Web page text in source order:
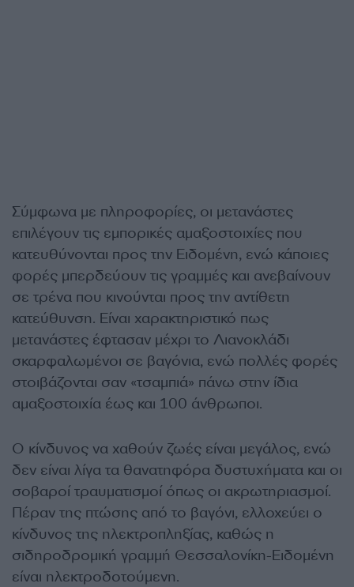
Σύμφωνα με πληροφορίες, οι μετανάστες
επιλέγουν τις εμπορικές αμαξοστοιχίες που
κατευθύνονται προς την Ειδομένη, ενώ κάποιες
φορές μπερδεύουν τις γραμμές και ανεβαίνουν
σε τρένα που κινούνται προς την αντίθετη
κατεύθυνση. Είναι χαρακτηριστικό πως
μετανάστες έφτασαν μέχρι το Λιανοκλάδι
σκαρφαλωμένοι σε βαγόνια, ενώ πολλές φορές
στοιβάζονται σαν «τσαμπιά» πάνω στην ίδια
αμαξοστοιχία έως και 100 άνθρωποι.
Ο κίνδυνος να χαθούν ζωές είναι μεγάλος, ενώ
δεν είναι λίγα τα θανατηφόρα δυστυχήματα και οι
σοβαροί τραυματισμοί όπως οι ακρωτηριασμοί.
Πέραν της πτώσης από το βαγόνι, ελλοχεύει ο
κίνδυνος της ηλεκτροπληξίας, καθώς η
σιδηροδρομική γραμμή Θεσσαλονίκη-Ειδομένη
είναι ηλεκτροδοτούμενη.